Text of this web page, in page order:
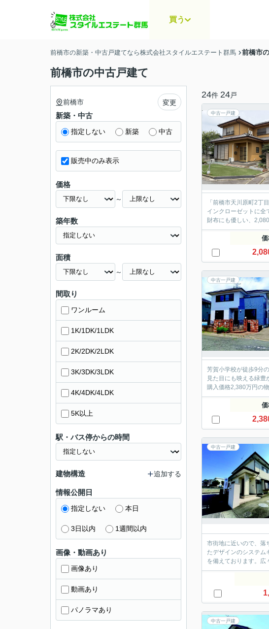
買う
前橋市の新築・中古戸建てなら株式会社スタイルエステート群馬 前橋市
前橋市の中古戸建て
24件 24戸
中古一戸建
「前橋市天川原町2
インクローゼットに全
財布にも優しい、
中古一戸建
芳賀小学校が徒歩9分
見た目にも映える緑
購入価格2,380万円の
中古一戸建
市街地に近いので、落
たデザインのシステム
を備えております。広
中古一戸建
前橋市 変更
新築・中古
指定しない 新築 中古
販売中のみ表示
価格
～
築年数
面積
～
間取り
ワンルーム
1K/1DK/1LDK
2K/2DK/2LDK
3K/3DK/3LDK
4K/4DK/4LDK
5K以上
駅・バス停からの時間
建物構造 追加する
情報公開日
指定しない 本日
3日以内 1週間以内
画像・動画あり
画像あり
動画あり
パノラマあり